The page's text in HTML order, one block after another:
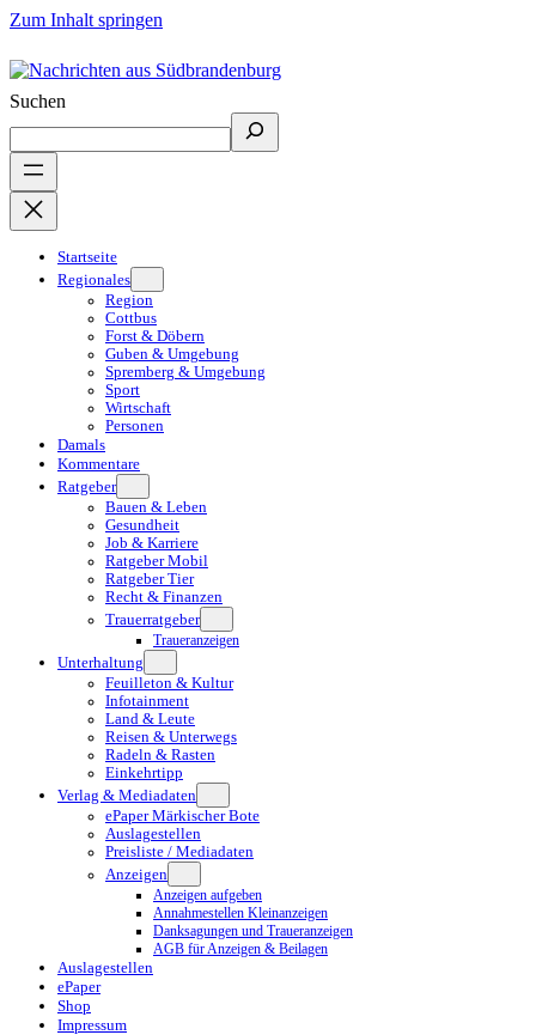
Zum Inhalt springen
Suchen
Startseite
Regionales
Region
Cottbus
Forst & Döbern
Guben & Umgebung
Spremberg & Umgebung
Sport
Wirtschaft
Personen
Damals
Kommentare
Ratgeber
Bauen & Leben
Gesundheit
Job & Karriere
Ratgeber Mobil
Ratgeber Tier
Recht & Finanzen
Trauerratgeber
Traueranzeigen
Unterhaltung
Feuilleton & Kultur
Infotainment
Land & Leute
Reisen & Unterwegs
Radeln & Rasten
Einkehrtipp
Verlag & Mediadaten
ePaper Märkischer Bote
Auslagestellen
Preisliste / Mediadaten
Anzeigen
Anzeigen aufgeben
Annahmestellen Kleinanzeigen
Danksagungen und Traueranzeigen
AGB für Anzeigen & Beilagen
Auslagestellen
ePaper
Shop
Impressum